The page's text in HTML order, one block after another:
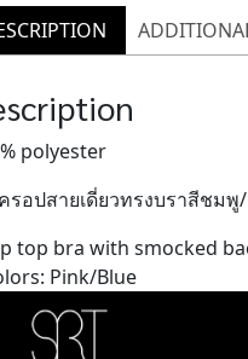
polyester
รอปสายเดี่ยวทรงบราสีชม
top bra with smocked
Pink/Blue